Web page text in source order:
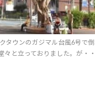
タウンのガジマル台風6号で倒
々と立っておりました。が・・